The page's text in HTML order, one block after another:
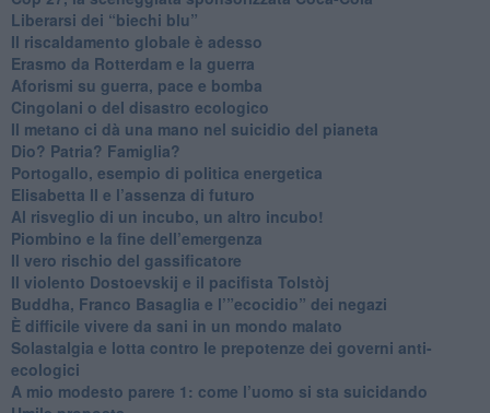
​Liberarsi dei “biechi blu”
Il riscaldamento globale è adesso
​Erasmo da Rotterdam e la guerra
​Aforismi su guerra, pace e bomba
Cingolani o del disastro ecologico
​Il metano ci dà una mano nel suicidio del pianeta
​Dio? Patria? Famiglia?
Portogallo, esempio di politica energetica
​Elisabetta II e l’assenza di futuro
Al risveglio di un incubo, un altro incubo!
​Piombino e la fine dell’emergenza
​Il vero rischio del gassificatore
​Il violento Dostoevskij e il pacifista Tolstòj
​Buddha, Franco Basaglia e l’”ecocidio” dei negazi
​È difficile vivere da sani in un mondo malato
Solastalgia e lotta contro le prepotenze dei governi anti-
ecologici
​A mio modesto parere 1: come l’uomo si sta suicidando